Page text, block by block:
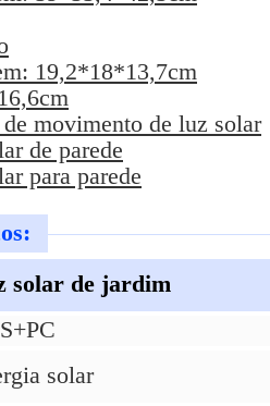
19,2*18*13,7cm
movimento de luz solar
de parede
para parede
solar de jardim
solar